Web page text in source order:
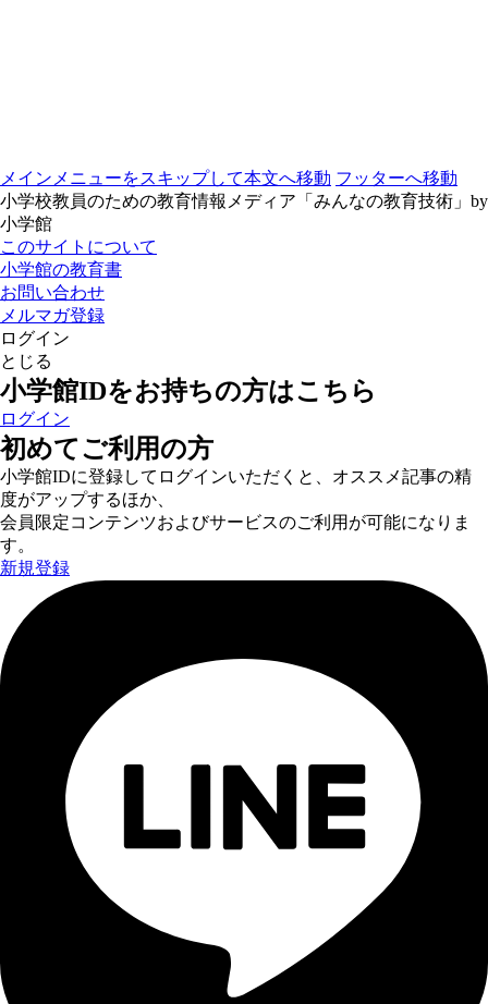
メインメニューをスキップして本文へ移動 フッターへ移動
小学校教員のための教育情報メディア「みんなの教育技術」by
小学館
このサイトについて
小学館の教育書
お問い合わせ
メルマガ登録
ログイン
とじる
小学館IDをお持ちの方はこちら
ログイン
初めてご利用の方
小学館IDに登録してログインいただくと、オススメ記事の精
度がアップするほか、
会員限定コンテンツおよびサービスのご利用が可能になりま
す。
新規登録